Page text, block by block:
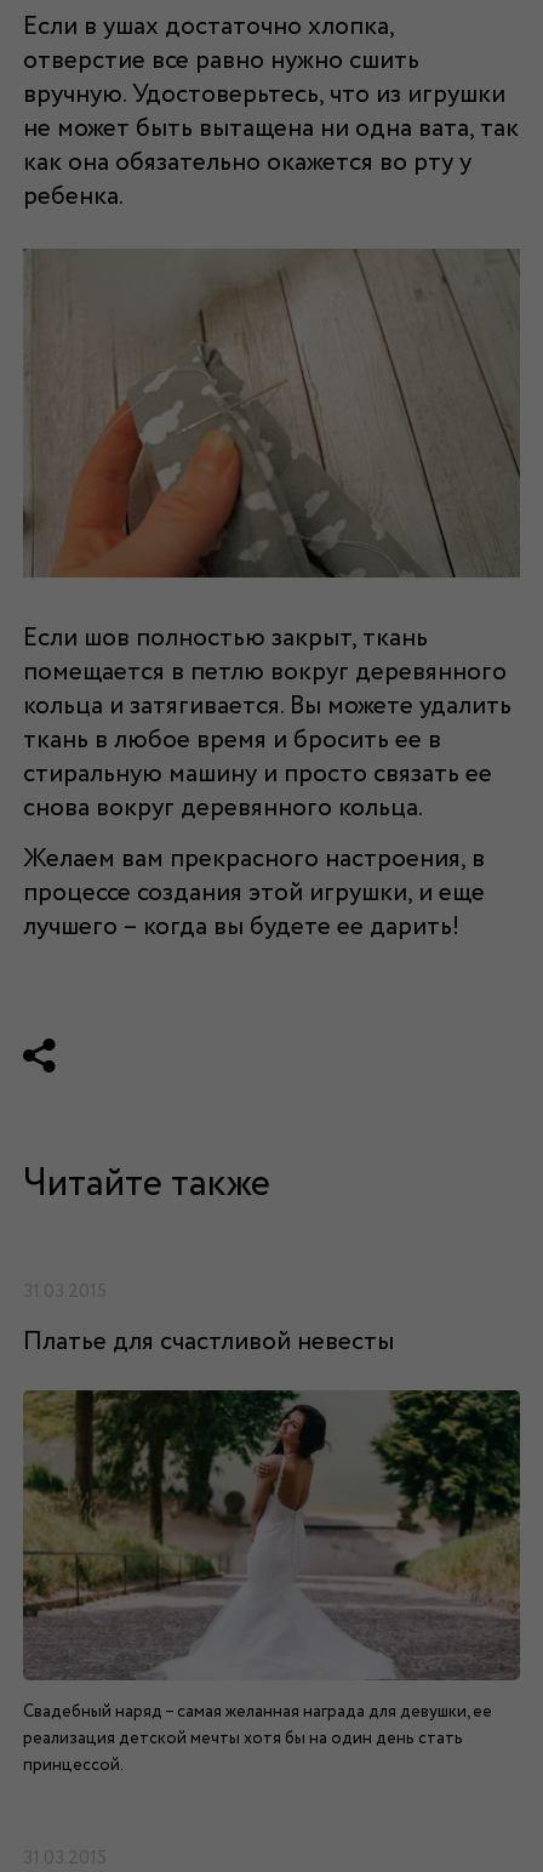
Если в ушах достаточно хлопка,
отверстие все равно нужно сшить
вручную. Удостоверьтесь, что из игрушки
не может быть вытащена ни одна вата, так
как она обязательно окажется во рту у
ребенка.
Если шов полностью закрыт, ткань
помещается в петлю вокруг деревянного
кольца и затягивается. Вы можете удалить
ткань в любое время и бросить ее в
стиральную машину и просто связать ее
снова вокруг деревянного кольца.
Желаем вам прекрасного настроения, в
процессе создания этой игрушки, и еще
лучшего – когда вы будете ее дарить!
Читайте также
31.03.2015
Платье для счастливой невесты
Свадебный наряд – самая желанная награда для девушки, ее
реализация детской мечты хотя бы на один день стать
принцессой.
31.03.2015